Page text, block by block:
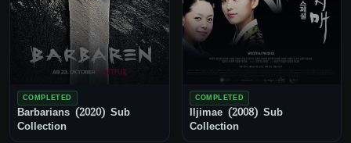
COMPLETED
Barbarians (2020) Sub
Collection
COMPLETED
Iljimae (2008) Sub
Collection